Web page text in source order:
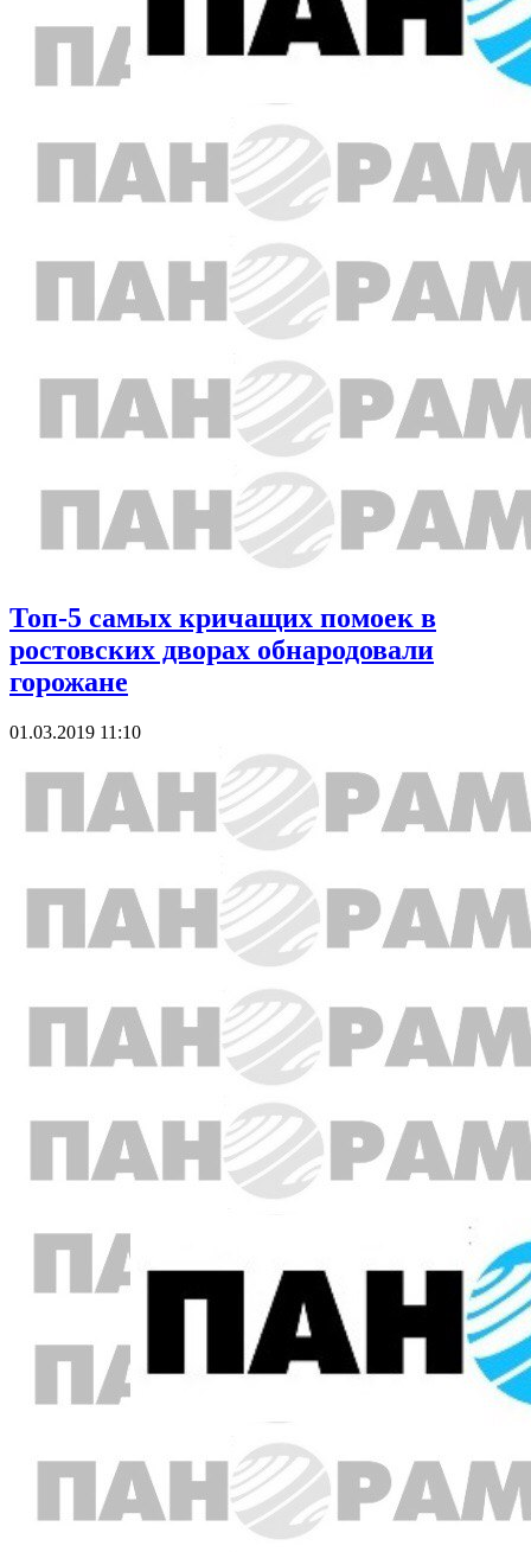
Топ-5 самых кричащих помоек в
ростовских дворах обнародовали
горожане
01.03.2019 11:10